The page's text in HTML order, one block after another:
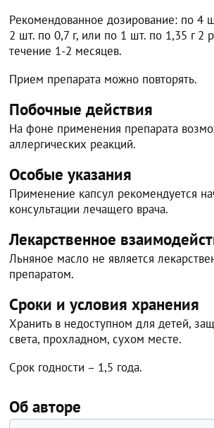
Рекомендованное дозирование: по 4
2 шт. по 0,7 г, или по 1 шт. по 1,35 г 2
течение 1-2 месяцев.
Прием препарата можно повторять.
Побочные действия
На фоне применения препарата
аллергических реакций.
Особые указания
Применение капсул рекомендуется
консультации лечащего врача.
Лекарственное
Льняное масло не является
препаратом.
Сроки и условия хранения
Хранить в недоступном для детей,
света, прохладном, сухом месте.
Срок годности – 1,5 года.
Об авторе